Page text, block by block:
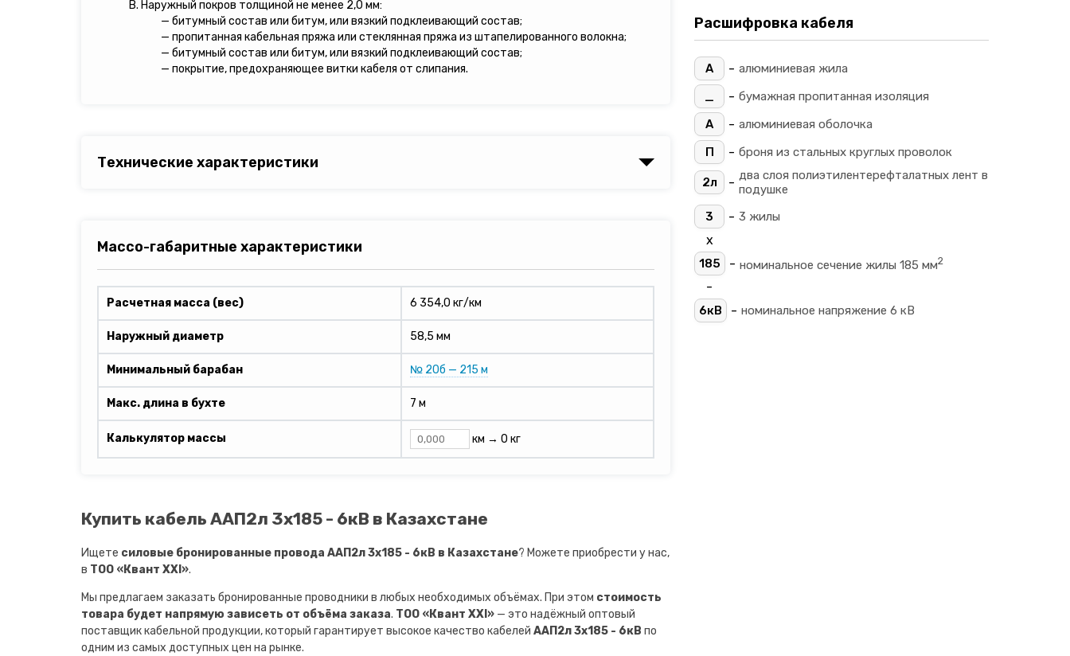
В. Наружный покров толщиной не менее 2,0 мм:
— битумный состав или битум, или вязкий подклеивающий состав;
— пропитанная кабельная пряжа или стеклянная пряжа из штапелированного волокна;
— битумный состав или битум, или вязкий подклеивающий состав;
— покрытие, предохраняющее витки кабеля от слипания.
Технические характеристики
Массо-габаритные характеристики
Расчетная масса (вес) 6 354,0 кг/км
Наружный диаметр 58,5 мм
Минимальный барабан № 20б — 215 м
Макс. длина в бухте 7 м
Калькулятор массы км → 0 кг
Купить кабель ААП2л 3х185 - 6кВ в Казахстане
Ищете силовые бронированные провода ААП2л 3х185 - 6кВ в Казахстане? Можете приобрести у нас,
в ТОО «Квант XXI».
Мы предлагаем заказать бронированные проводники в любых необходимых объёмах. При этом стоимость
товара будет напрямую зависеть от объёма заказа. ТОО «Квант XXI» — это надёжный оптовый
поставщик кабельной продукции, который гарантирует высокое качество кабелей ААП2л 3х185 - 6кВ по
одним из самых доступных цен на рынке.
Расшифровка кабеля
А - алюминиевая жила
_
- бумажная пропитанная изоляция
А
- алюминиевая оболочка
П
- броня из стальных круглых проволок
2л - два слоя полиэтилентерефталатных лент в
подушке
3
- 3 жилы
х
185 - номинальное сечение жилы 185 мм2
-
6кВ - номинальное напряжение 6 кВ